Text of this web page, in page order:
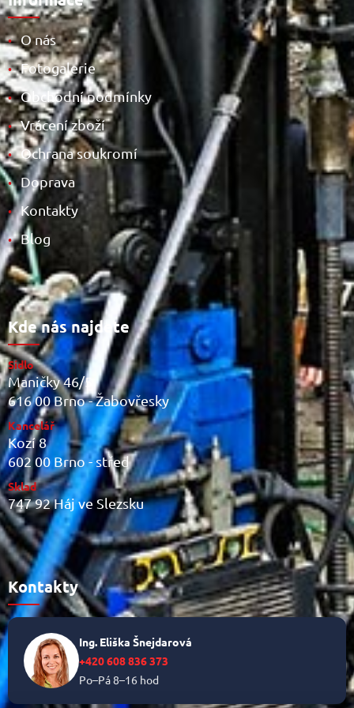
• O nás
• Fotogalerie
• Obchodní podmínky
• Vrácení zboží
• Ochrana soukromí
• Doprava
• Kontakty
• Blog
Kde nás najdete
Sídlo
Maničky 46/5
616 00 Brno - Žabovřesky
Kancelář
Kozí 8
602 00 Brno - střed
Sklad
747 92 Háj ve Slezsku
Kontakty
Ing. Eliška Šnejdarová
+420 608 836 373
Po–Pá 8–16 hod